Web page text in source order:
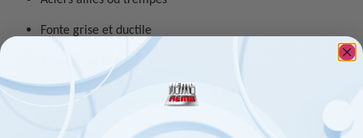
Fonte grise et ductile
Alliages de titane
Alliages réfractaires
Bronze, laiton, cuivre